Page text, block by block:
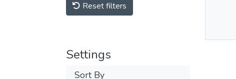
Reset filters
Settings
Sort By